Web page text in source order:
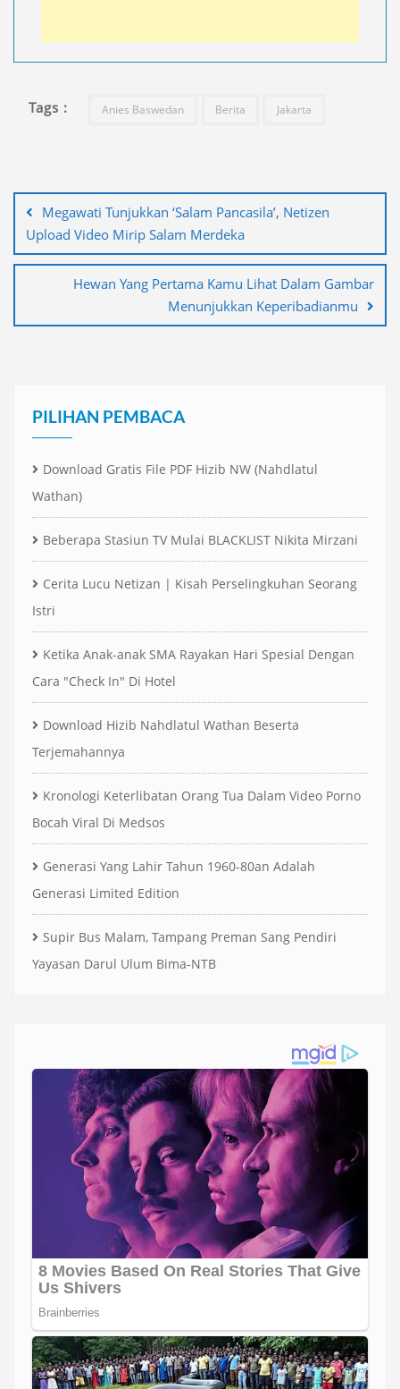
Tags : Anies Baswedan Berita Jakarta
posMegawati Tunjukkan ‘Salam Pancasila’, Netizen
Upload Video Mirip Salam Merdeka
Hewan Yang Pertama Kamu Lihat Dalam Gambar
Menunjukkan Keperibadianmu
PILIHAN PEMBACA
Download Gratis File PDF Hizib NW (Nahdlatul
Wathan)
Beberapa Stasiun TV Mulai BLACKLIST Nikita Mirzani
Cerita Lucu Netizan | Kisah Perselingkuhan Seorang
Istri
Ketika Anak-anak SMA Rayakan Hari Spesial Dengan
Cara "Check In" Di Hotel
Download Hizib Nahdlatul Wathan Beserta
Terjemahannya
Kronologi Keterlibatan Orang Tua Dalam Video Porno
Bocah Viral Di Medsos
Generasi Yang Lahir Tahun 1960-80an Adalah
Generasi Limited Edition
Supir Bus Malam, Tampang Preman Sang Pendiri
Yayasan Darul Ulum Bima-NTB